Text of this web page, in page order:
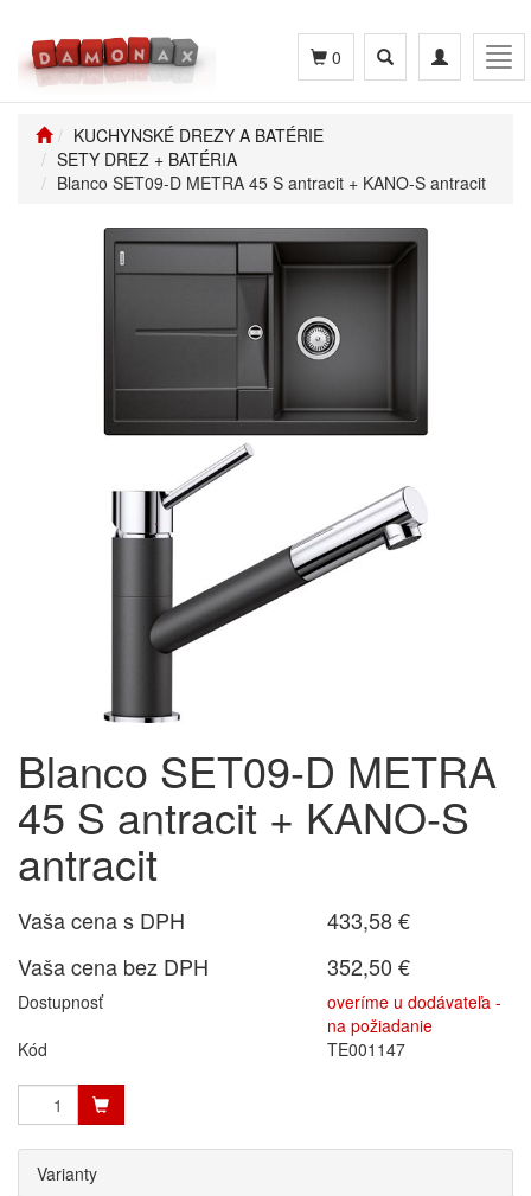
Toggle
navigation
Toggle
search
0
KUCHYNSKÉ DREZY A BATÉRIE
SETY DREZ + BATÉRIA
Blanco SET09-D METRA 45 S antracit + KANO-S antracit
Blanco SET09-D METRA
45 S antracit + KANO-S
antracit
Vaša cena s DPH
433,58 €
Vaša cena bez DPH
352,50 €
Dostupnosť
overíme u dodávateľa -
na požiadanie
Kód
TE001147
Varianty